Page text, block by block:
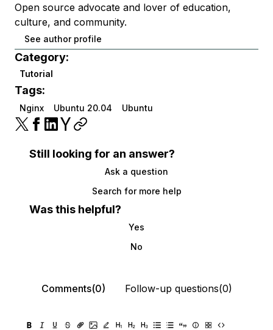
Open source advocate and lover of education,
culture, and community.
See author profile
Category:
Tutorial
Tags:
Nginx Ubuntu 20.04 Ubuntu
Still looking for an answer?
Ask a question
Search for more help
Was this helpful?
Yes
No
Comments(0) Follow-up questions(0)